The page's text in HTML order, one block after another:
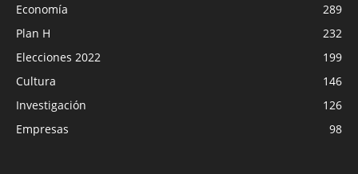
Economía
289
Plan H
232
Elecciones 2022
199
Cultura
146
Investigación
126
Empresas
98